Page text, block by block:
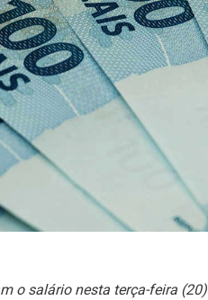
o salário nesta terça-feira (20)